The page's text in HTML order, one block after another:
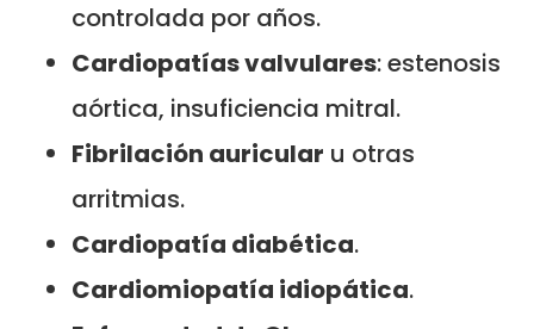
controlada por años.
Cardiopatías valvulares: estenosis
aórtica, insuficiencia mitral.
Fibrilación auricular u otras
arritmias.
Cardiopatía diabética.
Cardiomiopatía idiopática.